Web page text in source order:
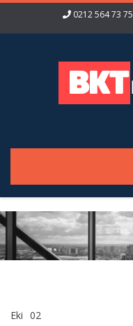
0212 564 73 75
Eki 02